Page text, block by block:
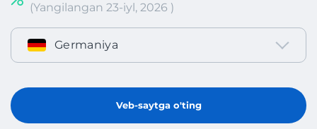
(Yangilangan 23-iyl, 2026 )
Germaniya
Veb-saytga o'ting